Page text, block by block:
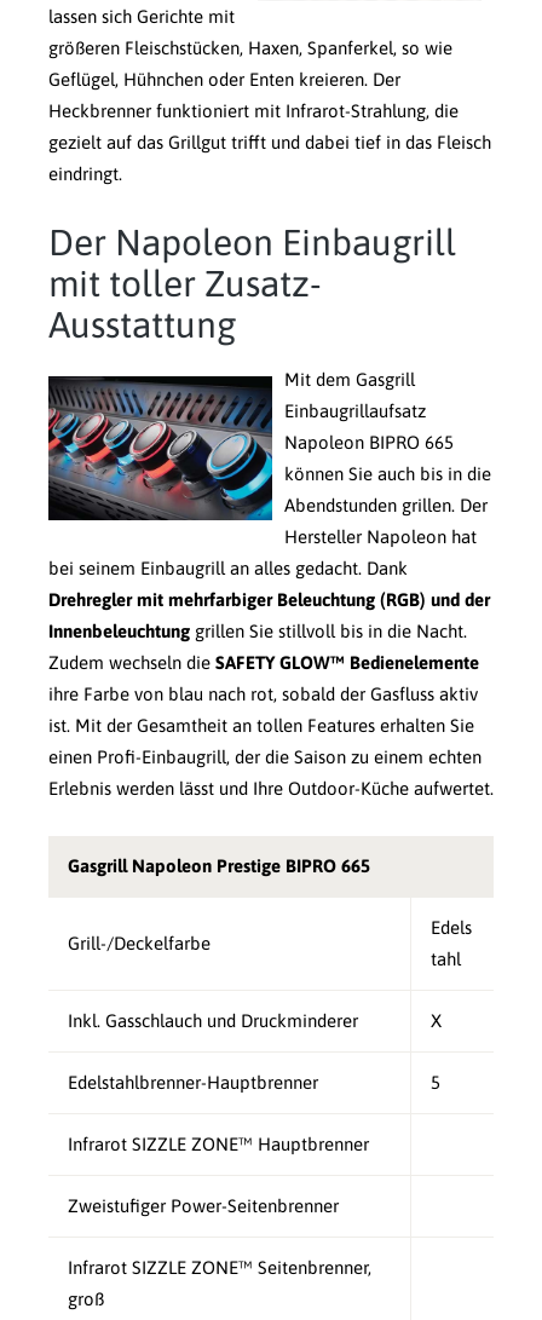
lassen sich Gerichte mit
größeren Fleischstücken, Haxen, Spanferkel, so wie
Geflügel, Hühnchen oder Enten kreieren. Der
Heckbrenner funktioniert mit Infrarot-Strahlung, die
gezielt auf das Grillgut trifft und dabei tief in das Fleisch
eindringt.
Der Napoleon Einbaugrill
mit toller Zusatz-
Ausstattung
Mit dem Gasgrill
Einbaugrillaufsatz
Napoleon BIPRO 665
können Sie auch bis in die
Abendstunden grillen. Der
Hersteller Napoleon hat
bei seinem Einbaugrill an alles gedacht. Dank
Drehregler mit mehrfarbiger Beleuchtung (RGB) und der
Innenbeleuchtung grillen Sie stillvoll bis in die Nacht.
Zudem wechseln die SAFETY GLOW™ Bedienelemente
ihre Farbe von blau nach rot, sobald der Gasfluss aktiv
ist. Mit der Gesamtheit an tollen Features erhalten Sie
einen Profi-Einbaugrill, der die Saison zu einem echten
Erlebnis werden lässt und Ihre Outdoor-Küche aufwertet.
Gasgrill Napoleon Prestige BIPRO 665
Grill-/Deckelfarbe
Edels
tahl
Inkl. Gasschlauch und Druckminderer X
Edelstahlbrenner-Hauptbrenner 5
Infrarot SIZZLE ZONE™ Hauptbrenner
Zweistufiger Power-Seitenbrenner
Infrarot SIZZLE ZONE™ Seitenbrenner,
groß